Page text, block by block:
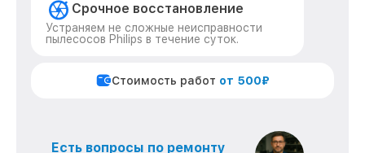
Срочное восстановление
Устраняем не сложные неисправности
пылесосов Philips в течение суток.
Стоимость работ от 500₽
Есть вопросы по ремонту